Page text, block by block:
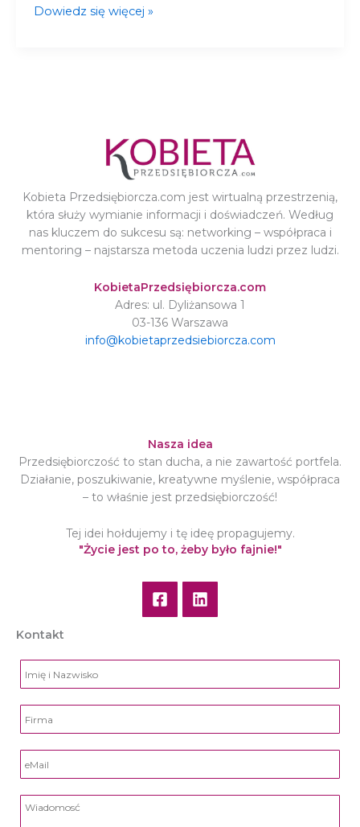
Dowiedz się więcej »
Kobieta Przedsiębiorcza.com jest wirtualną przestrzenią,
która służy wymianie informacji i doświadczeń. Według
nas kluczem do sukcesu są: networking – współpraca i
mentoring – najstarsza metoda uczenia ludzi przez ludzi.
KobietaPrzedsiębiorcza.com
Adres: ul. Dyliżansowa 1
03-136 Warszawa
info@kobietaprzedsiebiorcza.com
Nasza idea
Przedsiębiorczość to stan ducha, a nie zawartość portfela.
Działanie, poszukiwanie, kreatywne myślenie, współpraca
– to właśnie jest przedsiębiorczość!
Tej idei hołdujemy i tę ideę propagujemy.
"Życie jest po to, żeby było fajnie!"
Kontakt